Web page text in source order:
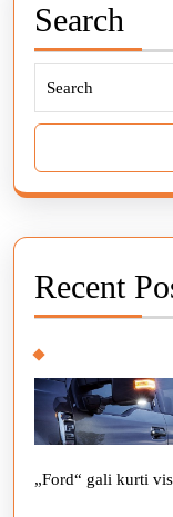
Search
Search
Recent
„Ford“ gali kurti